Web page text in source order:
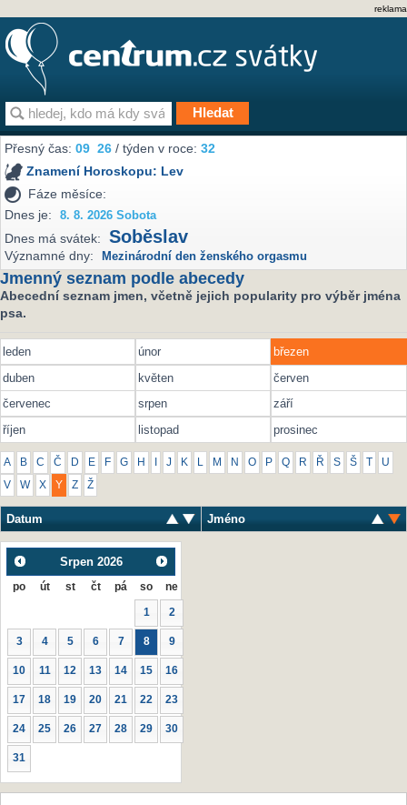
reklama
Přesný čas:09 26 / týden v roce:32
Znamení Horoskopu: Lev
Fáze měsíce:
Dnes je:
8. 8. 2026 Sobota
Dnes má svátek: Soběslav
Významné dny: Mezinárodní den ženského orgasmu
Jmenný seznam podle abecedy
Abecední seznam jmen, včetně jejich popularity pro výběr jména
psa.
leden únor
březen
duben
květen
červen
červenec
srpen
září
říjen
listopad prosinec
A B C Č D E F G H J K L M N O P Q R Ř S Š U
V W X Y Z Ž
Datum Jméno
Srpen 2026
po út st čt pá so ne
1 2
3 4 5 6 7 8 9
10 11 12 13 14 15 16
17 18 19 20 21 22 23
24 25 26 27 28 29 30
31